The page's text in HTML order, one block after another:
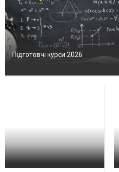
Підготовчі курси 2026